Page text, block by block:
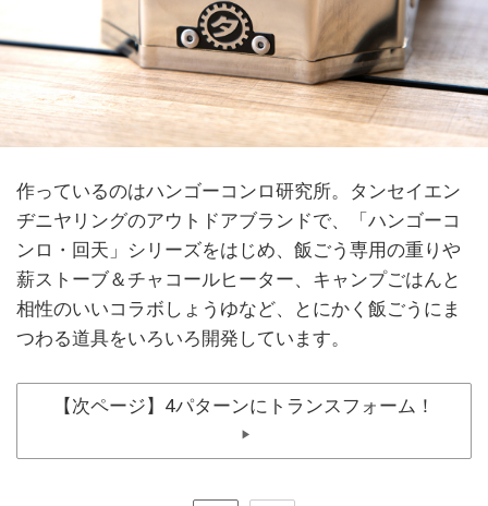
作っているのはハンゴーコンロ研究所。タンセイエン
ヂニヤリングのアウトドアブランドで、「ハンゴーコ
ンロ・回天」シリーズをはじめ、飯ごう専用の重りや
薪ストーブ＆チャコールヒーター、キャンプごはんと
相性のいいコラボしょうゆなど、とにかく飯ごうにま
つわる道具をいろいろ開発しています。
【次ページ】4パターンにトランスフォーム！
▶